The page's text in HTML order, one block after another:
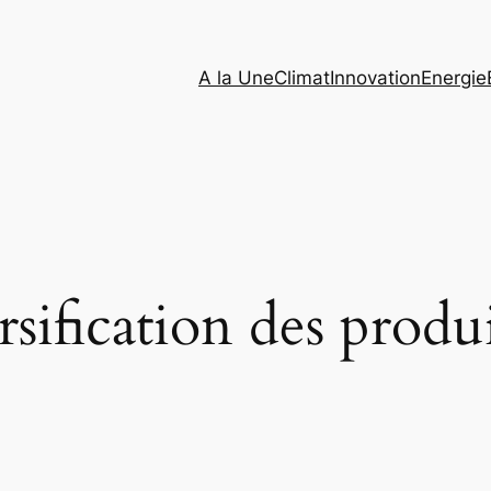
A la UneClimatInnovationEnergie
des